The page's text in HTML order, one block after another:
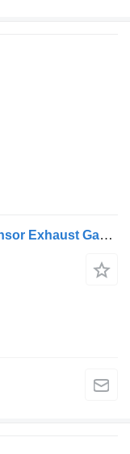
Датчик Renault Exhaust Sensor Sensor Exhaust Gas Temperature 334979000 за камион Renault Midlum